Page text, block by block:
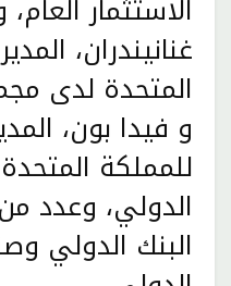
الاستثمار العام،
غنانيندران،
المتحدة لدى
و فيدا بون،
للمملكة
الدولي، وعدد
البنك الدولي